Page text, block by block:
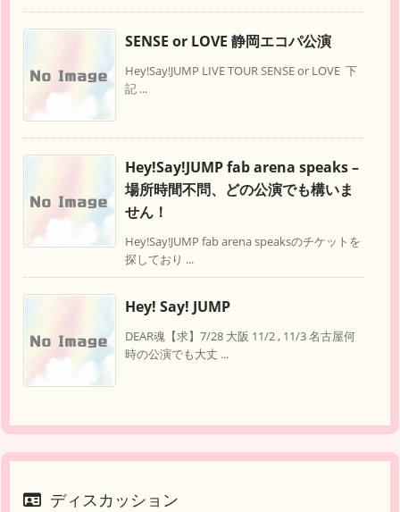
SENSE or LOVE 静岡エコパ公演
Hey!Say!JUMP LIVE TOUR SENSE or LOVE 下
記 ...
Hey!Say!JUMP fab arena speaks –
場所時間不問、どの公演でも構いま
せん！
Hey!Say!JUMP fab arena speaksのチケットを
探しており ...
Hey! Say! JUMP
DEAR魂【求】7/28 大阪 11/2 , 11/3 名古屋何
時の公演でも大丈 ...
ディスカッション